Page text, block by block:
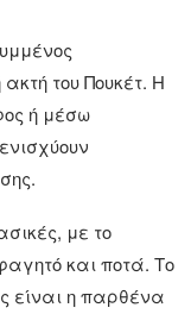
του Πουκέτ. Η
ή μέσω
με το
και ποτά. Το
είναι η παρθένα